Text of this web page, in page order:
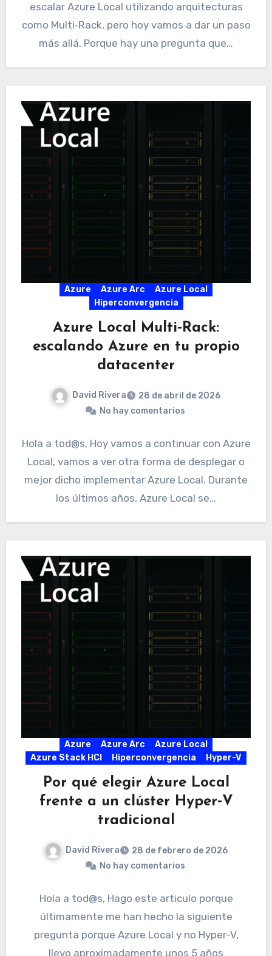
escalar Azure Local utilizando arquitecturas
como Multi‑Rack, pero hoy vamos a dar un paso
más allá. Porque hay una pregunta que…
Azure Azure Arc
Azure Local
Hiperconvergencia
Azure Local Multi‑Rack:
escalando Azure en tu propio
datacenter
David Rivera
28 de abril de 2026
No hay comentarios
Hola a tod@s, Hoy vamos a continuar con Azure
Local, vamos a ver otra forma de desplegar o
mejor dicho implementar Azure Local. Durante
los últimos años, Azure Local se…
Azure Azure Arc
Azure Local
Azure Stack HCI
Hiperconvergencia Hyper-V
Por qué elegir Azure Local
frente a un clúster Hyper‑V
tradicional
David Rivera
28 de febrero de 2026
No hay comentarios
Hola a tod@s, Hago este articulo porque
últimamente me han hecho la siguiente
pregunta porque Azure Local y no Hyper-V,
llevo aproximadamente unos 5 años